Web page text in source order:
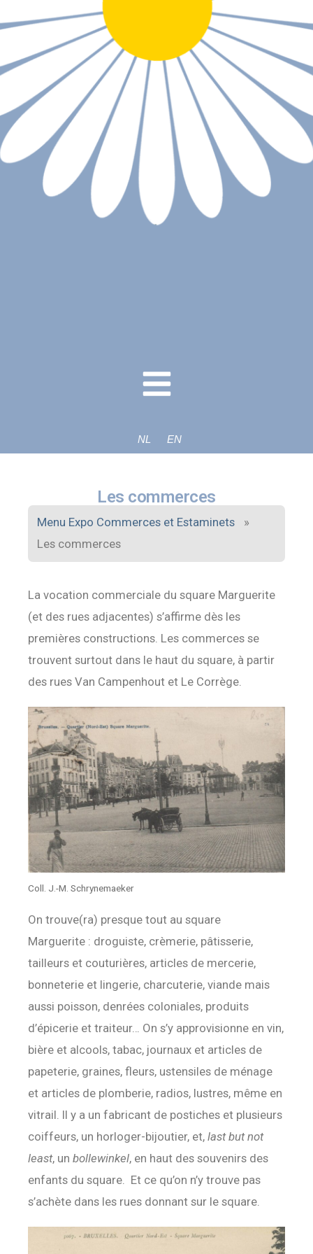
NL EN
Les commerces
Menu Expo Commerces et Estaminets
»
Les commerces
La vocation commerciale du square Marguerite
(et des rues adjacentes) s’affirme dès les
premières constructions. Les commerces se
trouvent surtout dans le haut du square, à partir
des rues Van Campenhout et Le Corrège.
Coll. J.-M. Schrynemaeker
On trouve(ra) presque tout au square
Marguerite : droguiste, crèmerie, pâtisserie,
tailleurs et couturières, articles de mercerie,
bonneterie et lingerie, charcuterie, viande mais
aussi poisson, denrées coloniales, produits
d’épicerie et traiteur… On s’y approvisionne en vin,
bière et alcools, tabac, journaux et articles de
papeterie, graines, fleurs, ustensiles de ménage
et articles de plomberie, radios, lustres, même en
vitrail. Il y a un fabricant de postiches et plusieurs
coiffeurs, un horloger-bijoutier, et, last but not
least, un bollewinkel, en haut des souvenirs des
enfants du square. Et ce qu’on n’y trouve pas
s’achète dans les rues donnant sur le square.